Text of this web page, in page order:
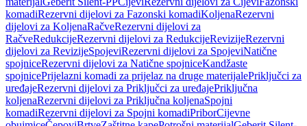
komadiRezervni dijelovi za Fazonski komadiKoljenaRezervni
dijelovi za KoljenaRačveRezervni dijelovi za
RačveRedukcijeRezervni dijelovi za RedukcijeRevizijeRezervni
dijelovi za RevizijeSpojeviRezervni dijelovi za SpojeviNatične
spojniceRezervni dijelovi za Natične spojniceKandžaste
spojnicePrijelazni komadi za prijelaz na druge materijalePriključci za
uređajeRezervni dijelovi za Priključci za uređajePriključna
koljenaRezervni dijelovi za Priključna koljenaSpojni
komadiRezervni dijelovi za Spojni komadiPriborCijevne